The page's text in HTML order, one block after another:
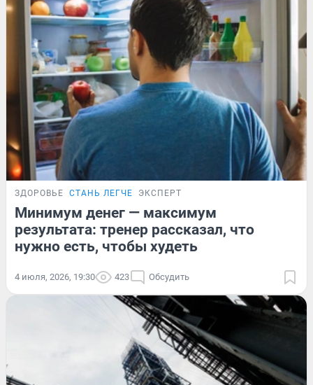
ЗДОРОВЬЕ СТАНЬ ЛЕГЧЕ ЭКСПЕРТ
Минимум денег — максимум
результата: тренер рассказал, что
нужно есть, чтобы худеть
4 июля, 2026, 19:30 423 Обсудить